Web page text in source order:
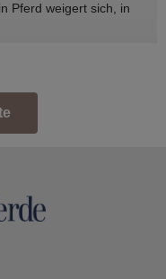
Pferd weigert sich, in